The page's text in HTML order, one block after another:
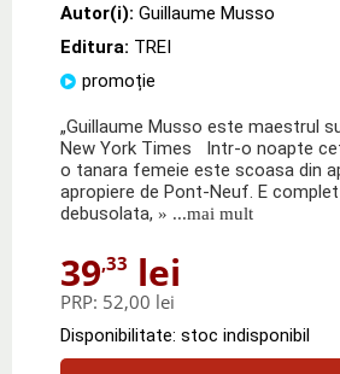
Autor(i): Guillaume Musso
Editura: TREI
promoție
„Guillaume Musso este maestrul
New York Times Intr-o noapte
o tanara femeie este scoasa din
apropiere de Pont-Neuf. E
debusolata, » ...mai mult
39,33 lei
PRP: 52,00 lei
Disponibilitate: stoc indisponibil